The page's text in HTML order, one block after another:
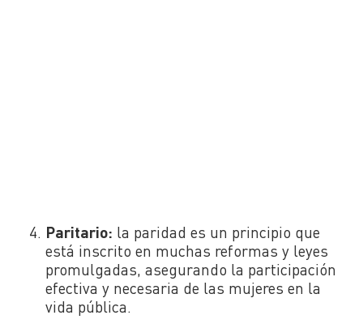
Paritario: la paridad es un principio que
está inscrito en muchas reformas y leyes
promulgadas, asegurando la participación
efectiva y necesaria de las mujeres en la
vida pública.